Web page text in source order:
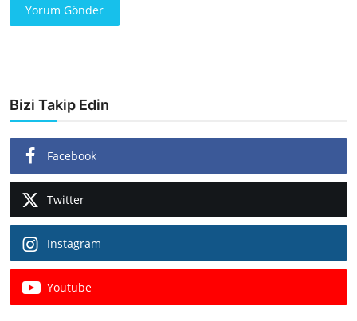
Yorum Gönder
Bizi Takip Edin
Facebook
Twitter
Instagram
Youtube